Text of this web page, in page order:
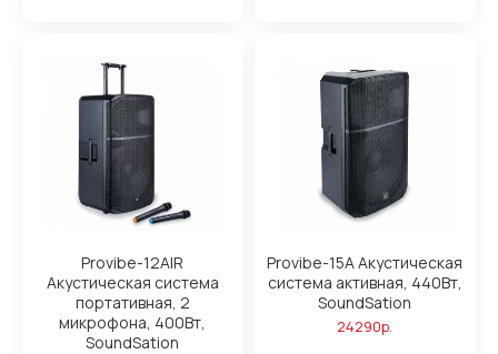
Provibe-12AIR
Акустическая система
портативная, 2
микрофона, 400Вт,
SoundSation
Provibe-15A Акустическая
система активная, 440Вт,
SoundSation
24290р.